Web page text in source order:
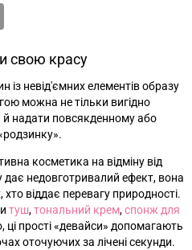
свою красу
із невід'ємних елементів образу
можна не тільки вигідно
й надати повсякденному або
косметика на відміну від
дає недовготривалий ефект, вона
віддає перевагу природності.
туш,тональний крем,спонж для
ці прості «девайси» допомагають
оточуючих за лічені секунди.